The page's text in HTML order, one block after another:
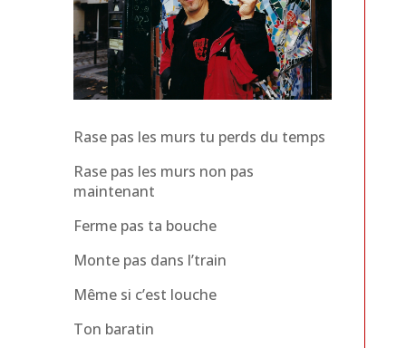
Rase pas les murs tu perds du temps
Rase pas les murs non pas
maintenant
Ferme pas ta bouche
Monte pas dans l’train
Même si c’est louche
Ton baratin